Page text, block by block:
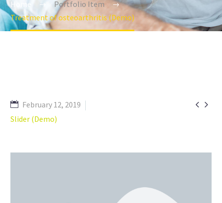
Home
Portfolio Item
Treatment of osteoarthritis (Demo)
 
February 12, 2019
Slider (Demo)